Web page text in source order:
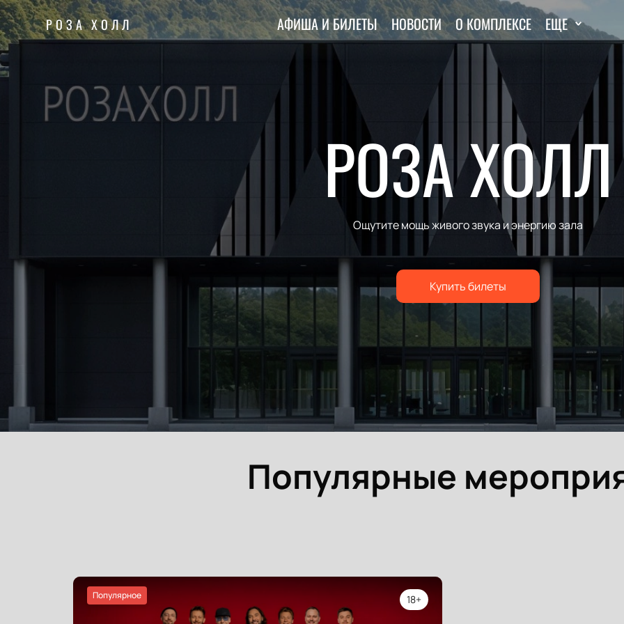
РОЗА ХОЛЛ АФИША И БИЛЕТЫ НОВОСТИ О КОМПЛЕКСЕ ЕЩЕ
РОЗА ХОЛЛ
Ощутите мощь живого звука и энергию зала
Купить билеты
Популярные
Популярное 18+